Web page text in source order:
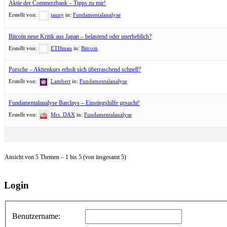
Aktie der Commerzbank – Tipps zu mir!
Erstellt von: janny in: Fundamentalanalyse
Bitcoin neue Kritik aus Japan – belastend oder unerheblich?
Erstellt von: ETHman in: Bitcoin
Porsche – Aktienkurs erholt sich überraschend schnell?
Erstellt von: Lambert in: Fundamentalanalyse
Fundamentalanalyse Barclays – Einstiegshilfe gesucht!
Erstellt von: Mrs. DAX in: Fundamentalanalyse
Ansicht von 5 Themen – 1 bis 5 (von insgesamt 5)
Login
Benutzername: